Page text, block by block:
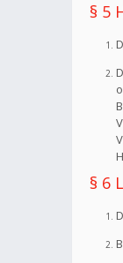
§ 5
§ 6